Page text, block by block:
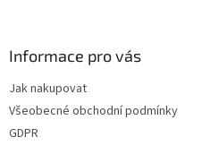
Informace pro vás
Jak nakupovat
Všeobecné obchodní podmínky
GDPR